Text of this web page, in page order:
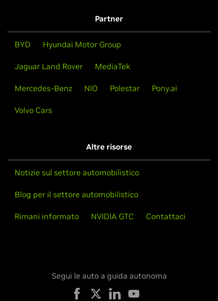
Partner
BYD Hyundai Motor Group
Jaguar Land Rover MediaTek
Mercedes-Benz NIO Polestar Pony.ai
Volvo Cars
Altre risorse
Notizie sul settore automobilistico
Blog per il settore automobilistico
Rimani informato NVIDIA GTC Contattaci
Segui le auto a guida autonoma